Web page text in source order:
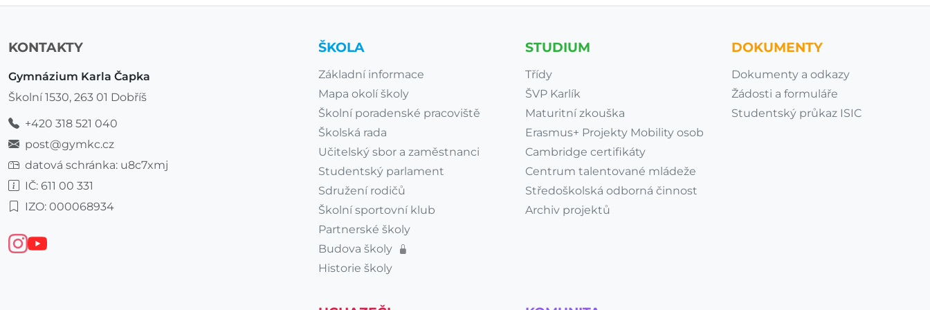
KONTAKTY
Gymnázium Karla Čapka
Školní 1530, 263 01 Dobříš
+420 318 521 040
post@gymkc.cz
datová schránka: u8c7xmj
IČ: 611 00 331
IZO: 000068934
ŠKOLA
Základní informace
Mapa okolí školy
Školní poradenské pracoviště
Školská rada
Učitelský sbor a zaměstnanci
Studentský parlament
Sdružení rodičů
Školní sportovní klub
Partnerské školy
Budova školy
Historie školy
STUDIUM
Třídy
ŠVP Karlík
Maturitní zkouška
Erasmus+ Projekty Mobility osob
Cambridge certifikáty
Centrum talentované mládeže
Středoškolská odborná činnost
Archiv projektů
DOKUMENTY
Dokumenty a odkazy
Žádosti a formuláře
Studentský průkaz ISIC